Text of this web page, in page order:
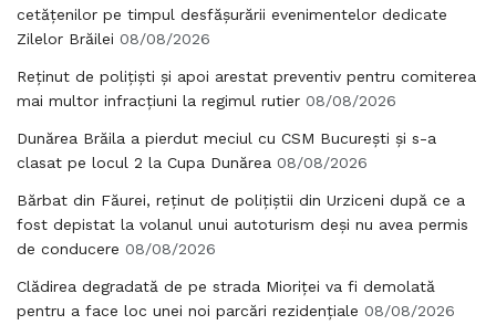
cetățenilor pe timpul desfășurării evenimentelor dedicate
Zilelor Brăilei 08/08/2026
Reținut de polițiști și apoi arestat preventiv pentru comiterea
mai multor infracțiuni la regimul rutier 08/08/2026
Dunărea Brăila a pierdut meciul cu CSM București și s-a
clasat pe locul 2 la Cupa Dunărea 08/08/2026
Bărbat din Făurei, reținut de polițiștii din Urziceni după ce a
fost depistat la volanul unui autoturism deși nu avea permis
de conducere 08/08/2026
Clădirea degradată de pe strada Mioriței va fi demolată
pentru a face loc unei noi parcări rezidențiale 08/08/2026